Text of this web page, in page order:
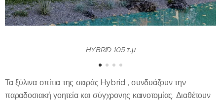
HYBRID 105 τ.μ
Τα ξύλινα σπίτια της σειράς Hybrid , συνδυάζουν την
παραδοσιακή γοητεία και σύγχρονης καινοτομίας. Διαθέτουν